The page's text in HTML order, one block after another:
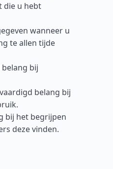
die u hebt
wanneer u
te allen tijde
bij
belang bij
bij het begrijpen
deze vinden.